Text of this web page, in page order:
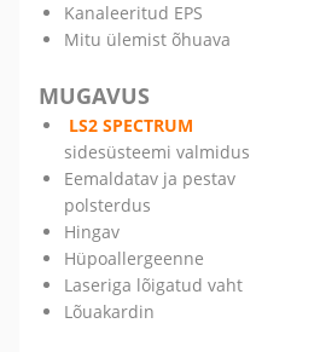
Kanaleeritud EPS
Mitu ülemist õhuava
MUGAVUS
LS2 SPECTRUM
sidesüsteemi valmidus
Eemaldatav ja pestav
polsterdus
Hingav
Hüpoallergeenne
Laseriga lõigatud vaht
Lõuakardin